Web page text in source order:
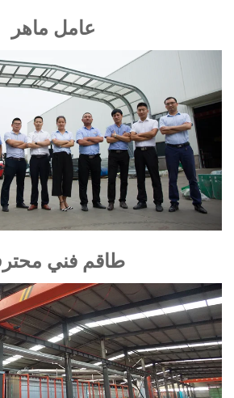
عامل ماهر
طاقم فني محترف